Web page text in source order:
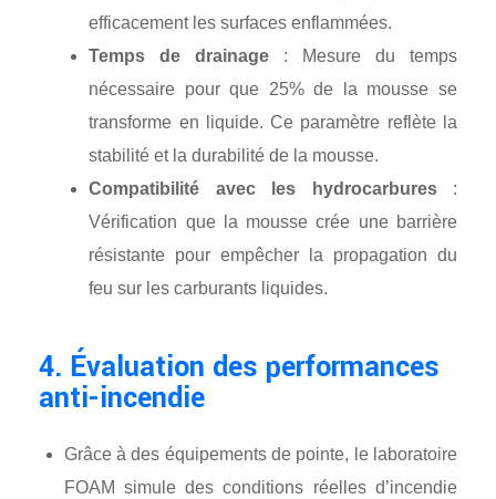
efficacement les surfaces enflammées.
Temps de drainage : Mesure du temps
nécessaire pour que 25% de la mousse se
transforme en liquide. Ce paramètre reflète la
stabilité et la durabilité de la mousse.
Compatibilité avec les hydrocarbures:
Vérification que la mousse crée une barrière
résistante pour empêcher la propagation du
feu sur les carburants liquides.
4. Évaluation des performances
anti-incendie
Grâce à des équipements de pointe, le laboratoire
FOAM simule des conditions réelles d’incendie